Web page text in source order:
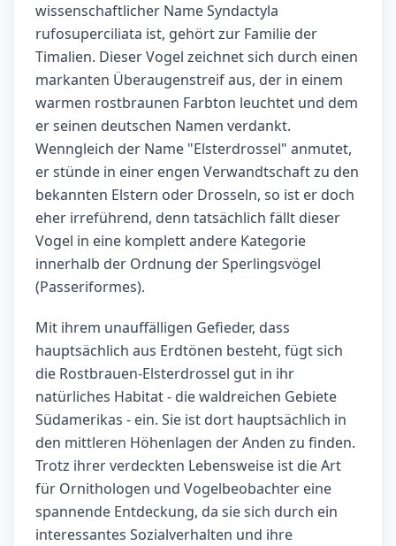
wissenschaftlicher Name Syndactyla
rufosuperciliata ist, gehört zur Familie der
Timalien. Dieser Vogel zeichnet sich durch einen
markanten Überaugenstreif aus, der in einem
warmen rostbraunen Farbton leuchtet und dem
er seinen deutschen Namen verdankt.
Wenngleich der Name "Elsterdrossel" anmutet,
er stünde in einer engen Verwandtschaft zu den
bekannten Elstern oder Drosseln, so ist er doch
eher irreführend, denn tatsächlich fällt dieser
Vogel in eine komplett andere Kategorie
innerhalb der Ordnung der Sperlingsvögel
(Passeriformes).
Mit ihrem unauffälligen Gefieder, dass
hauptsächlich aus Erdtönen besteht, fügt sich
die Rostbrauen-Elsterdrossel gut in ihr
natürliches Habitat - die waldreichen Gebiete
Südamerikas - ein. Sie ist dort hauptsächlich in
den mittleren Höhenlagen der Anden zu finden.
Trotz ihrer verdeckten Lebensweise ist die Art
für Ornithologen und Vogelbeobachter eine
spannende Entdeckung, da sie sich durch ein
interessantes Sozialverhalten und ihre